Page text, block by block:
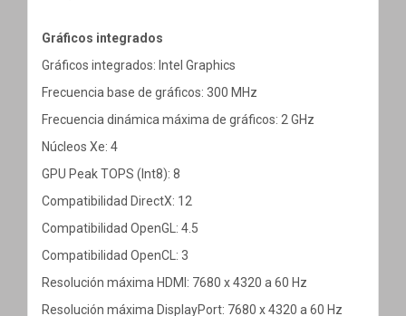
Gráficos integrados
Gráficos integrados: Intel Graphics
Frecuencia base de gráficos: 300 MHz
Frecuencia dinámica máxima de gráficos: 2 GHz
Núcleos Xe: 4
GPU Peak TOPS (Int8): 8
Compatibilidad DirectX: 12
Compatibilidad OpenGL: 4.5
Compatibilidad OpenCL: 3
Resolución máxima HDMI: 7680 x 4320 a 60 Hz
Resolución máxima DisplayPort: 7680 x 4320 a 60 Hz